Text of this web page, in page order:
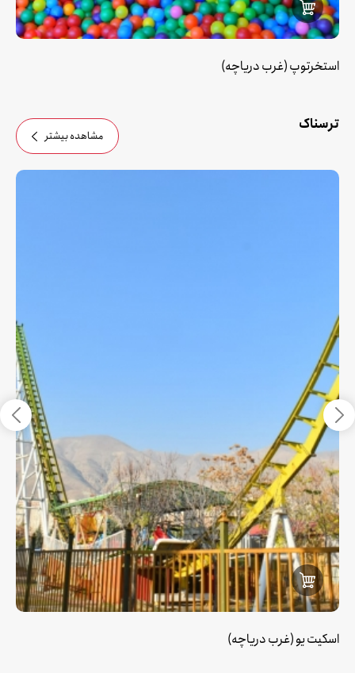
استخرتوپ (غرب دریاچه)
ترسناک
مشاهده بیشتر
اسکیت یو (غرب دریاچه)